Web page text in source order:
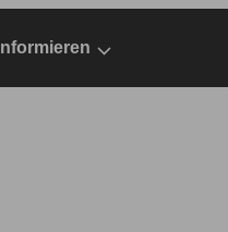
Informieren